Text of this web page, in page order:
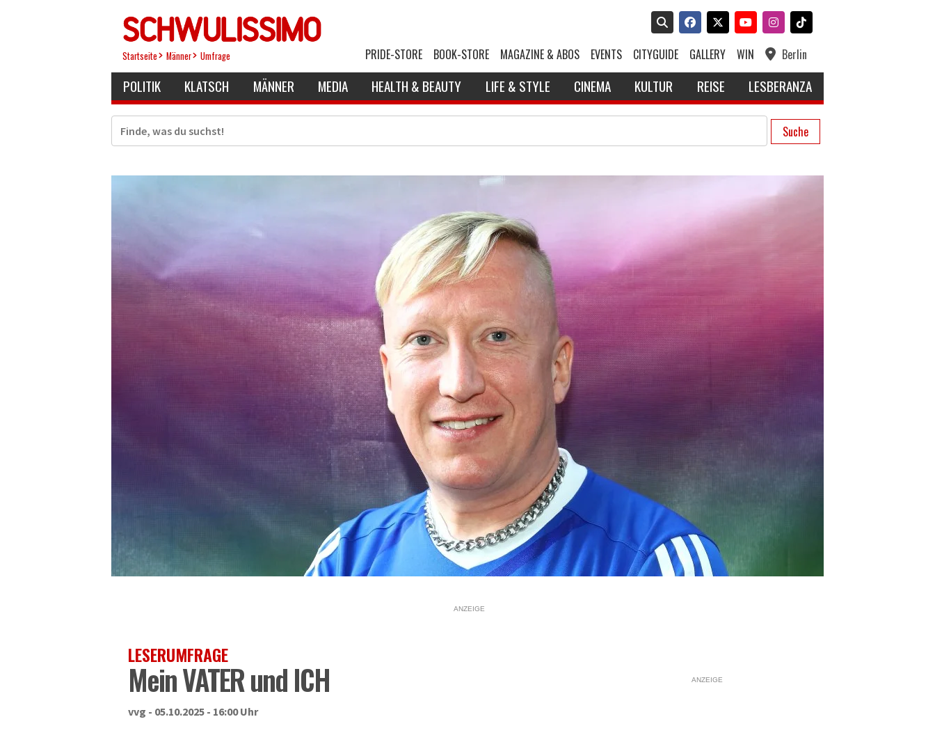
Startseite Männer Umfrage PRIDE-STORE BOOK-STORE MAGAZINE & ABOS EVENTS CITYGUIDE GALLERY WIN Berlin
POLITIK KLATSCH MÄNNER MEDIA HEALTH & BEAUTY LIFE & STYLE CINEMA KULTUR REISE LESBERANZA
Suche
ANZEIGE
LESERUMFRAGE
Mein VATER und ICH
vvg - 05.10.2025 - 16:00 Uhr
ANZEIGE